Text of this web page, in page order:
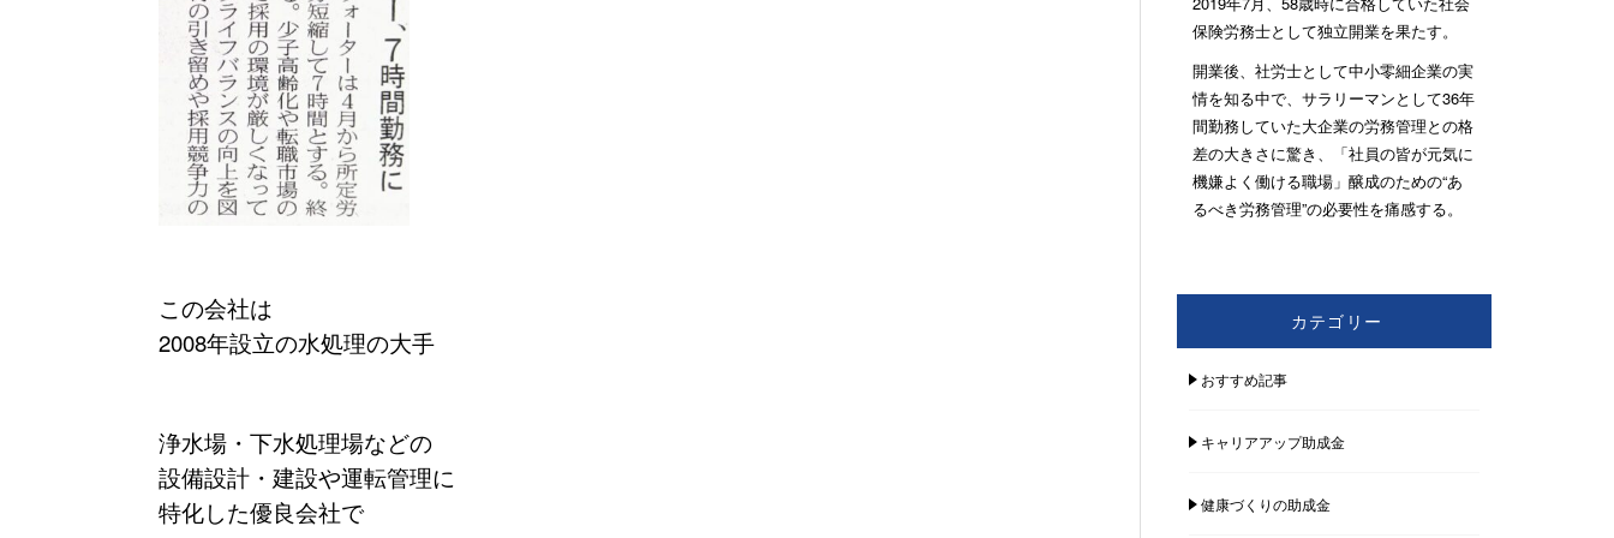
この会社は
2008年設立の水処理の大手
浄水場・下水処理場などの
設備設計・建設や運転管理に
特化した優良会社で
保険労務士として独立開業を果たす。
開業後、社労士として中小零細企業の実
情を知る中で、サラリーマンとして36年
間勤務していた大企業の労務管理との格
差の大きさに驚き、「社員の皆が元気に
機嫌よく働ける職場」醸成のための“あ
るべき労務管理”の必要性を痛感する。
カテゴリー
おすすめ記事
キャリアアップ助成金
健康づくりの助成金